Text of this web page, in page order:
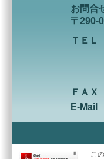
お問合
〒290-
ＴＥＬ
ＦＡＸ
E-Mail
こ